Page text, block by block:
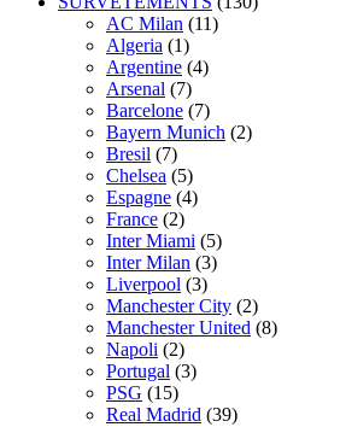
AC Milan (11)
Algeria (1)
Argentine (4)
Arsenal (7)
Barcelone (7)
Bayern Munich (2)
Bresil (7)
Chelsea (5)
Espagne (4)
France (2)
Inter Miami (5)
Inter Milan (3)
Liverpool (3)
Manchester City (2)
Manchester United (8)
Napoli (2)
Portugal (3)
PSG (15)
Real Madrid (39)